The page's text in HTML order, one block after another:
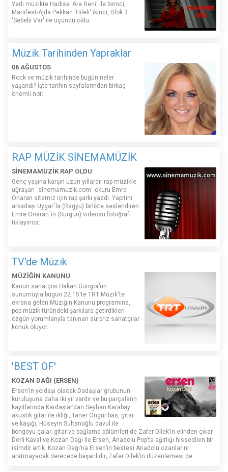
Yerli müzikte Hadise 'Ara Beni' ile birinci,
Manifest-Ajda Pekkan 'Hileli' ikinci, Blok 3
'Sebebi Var' ile üçüncü oldu.
Müzik Tarihinden Yapraklar
06 AĞUSTOS
Rock ve müzik tarihinde bugün neler
yaşandı? İşte tarihin sayfalarından birkaç
önemli not:
RAP MÜZİK SİNEMAMÜZİK
SİNEMAMÜZİK RAP OLDU
Genç yaşına karşın uzun yıllardır rap müzikle
uğraşan ´sinemamuzik.com´ okuru Emre
Onaran sitemiz için rap şarkı yazdı. Yapıtını
arkadaşı Uygar´la (Ragyu) birlikte seslendiren
Emre Onaran´ın (Sürgün) videosu fotoğrafı
tıklayınca:
TV'de Müzik
MÜZİĞİN KANUNU
Kanun sanatçısı Hakan Güngör’ün
sunumuyla bugün 22.15'te TRT Müzik'te
ekrana gelen Müziğin Kanunu programına,
pop müzik türündeki şarkılara getirdikleri
özgün yorumlarıyla tanınan sürpriz sanatçılar
konuk oluyor.
'BEST OF'
KOZAN DAĞI (ERSEN)
Ersen’in yoldaşı olacak Dadaşlar grubunun
kuruluşuna daha iki yıl vardır ve bu parçaların
kayıtlarında Kardaşlar’dan Seyhan Karabay
akustik gitar ile ıklığı, Taner Öngür bas, gitar
ve kaşığı, Hüseyin Sultanoğlu davul ile
bongoyu çalar; gitar ve bağlama bölümleri de Zafer Dilek’in elinden çıkar.
Derli Kaval ve Kozan Dağı ile Ersen, Anadolu Pop’ta ağırlığı hissedilen bir
isimdir artık. Kozan Dağı’na Ersen’in bestesi Anadolu ozanlarını
aratmayacak derecede başarılıdır; Zafer Dilek’in düzenlemesi de.